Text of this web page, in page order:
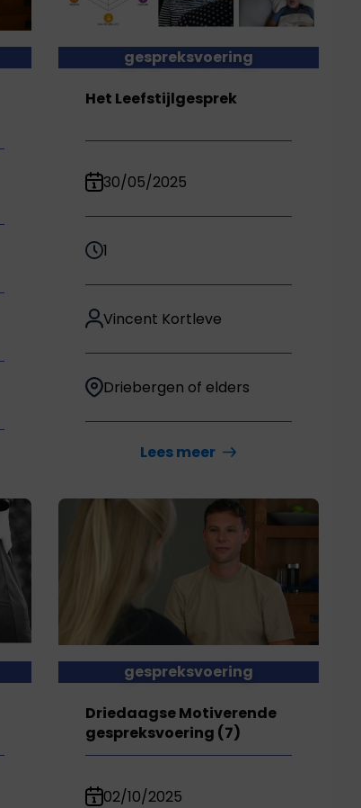
gespreksvoering
Het Leefstijlgesprek
30/05/2025
1
Vincent Kortleve
Driebergen of elders
Lees meer
gespreksvoering
Driedaagse Motiverende
gespreksvoering (7)
02/10/2025